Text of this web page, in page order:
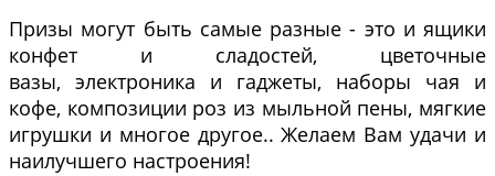
Призы могут быть самые разные - это и ящики
конфет и сладостей, цветочные
вазы, электроника и гаджеты, наборы чая и
кофе, композиции роз из мыльной пены, мягкие
игрушки и многое другое.. Желаем Вам удачи и
наилучшего настроения!